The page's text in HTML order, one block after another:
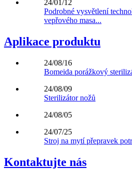
24/01/12
Podrobné vysvětlení
vepřového masa...
Aplikace produktu
24/08/16
Bomeida porážkový
24/08/09
Sterilizátor nožů
24/08/05
24/07/25
Stroj na mytí přepravek
Kontaktujte nás